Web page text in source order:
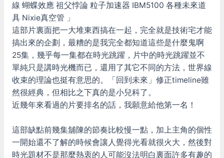
線 蝴蝶效應 祖父悖論 粒子加速器 IBM5100 各種未來道
具 Nixie真空管 」
這部片裏面把一大堆東西搞在一起，完全就是技術宅才能
搞出來的企劃，最糟的是我完全都知道這些是什麼鬼啊
25集，幾乎每一集都在時光跳躍，片中的時光跳躍並不
單純只是講時光機而已，還用了其它不同的方法，世界線
收束的理論也挺有意思的。「回到未來」修正timeline雖
然很經典，但相比之下真的是小兒科了。
近幾年來看過的片要排名的話，我願意給他第一名！
這部缺點前幾集舖陳的節奏比較慢一點，加上主角的個性
一開始還不了解的時候會讓人覺得光看就很火大，然後對
時光題材不是那麼熱衷的人可能沒法明白裏面許多有趣的